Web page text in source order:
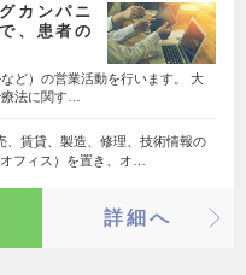
カンパニ
、患者の
ど）の営業活動を行います。 大
法に関す…
、賃貸、製造、修理、技術情報の
フィス）を置き、オ…
詳細へ